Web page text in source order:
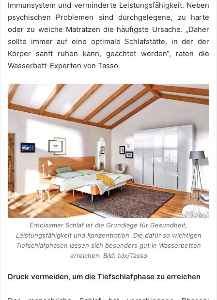
Immunsystem und verminderte Leistungsfähigkeit. Neben
psychischen Problemen sind durchgelegene, zu harte
oder zu weiche Matratzen die häufigste Ursache. „Daher
sollte immer auf eine optimale Schlafstätte, in der der
Körper sanft ruhen kann, geachtet werden“, raten die
Wasserbett-Experten von Tasso.
Erholsamer Schlaf ist die Grundlage für Gesundheit,
Leistungsfähigkeit und Konzentration. Die dafür so wichtigen
Tiefschlafphasen lassen sich besonders gut in Wasserbetten
erreichen. Bild: tdx/Tasso
Druck vermeiden, um die Tiefschlafphase zu erreichen